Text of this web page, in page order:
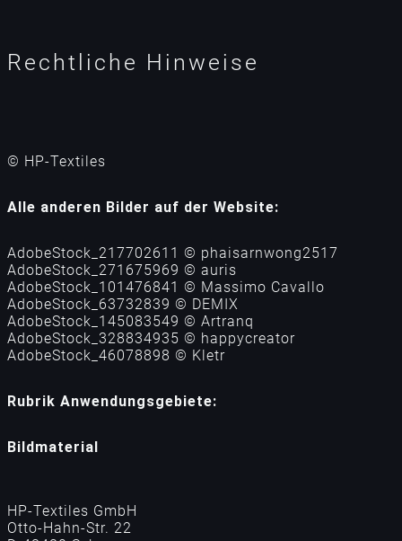
HP-Textiles GmbH
Otto-Hahn-Str. 22
Bildmaterial
Rubrik Anwendungsgebiete:
AdobeStock_217702611 © phaisarnwong2517
AdobeStock_271675969 © auris
AdobeStock_101476841 © Massimo Cavallo
AdobeStock_63732839 © DEMIX
AdobeStock_145083549 © Аrtranq
AdobeStock_328834935 © happycreator
AdobeStock_46078898 © Kletr
Alle anderen Bilder auf der Website:
© HP-Textiles
Rechtliche Hinweise